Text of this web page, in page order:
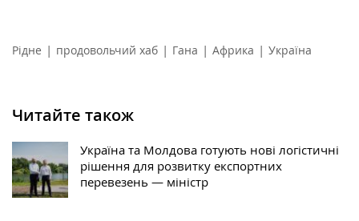
Рідне | продовольчий хаб | Гана | Африка | Україна
Читайте також
Україна та Молдова готують нові логістичні
рішення для розвитку експортних
перевезень — міністр